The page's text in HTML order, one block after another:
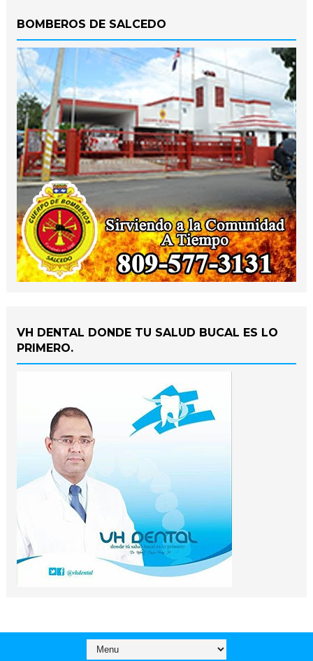
BOMBEROS DE SALCEDO
VH DENTAL DONDE TU SALUD BUCAL ES LO
PRIMERO.